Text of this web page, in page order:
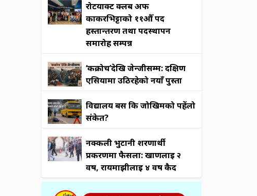
रोटर्याक्ट क्लब अफ
काकरभिट्टाको ११औँ पद
हस्तान्तरण तथा पदस्थापन
समारोह सम्पन्न
‘कक्रोच’देखि जेन्जीसम्म: दक्षिण
एसियामा उठिरहेको नयाँ पुस्ता
विद्यालय बस कि जोखिमको पहेंलो
संकेत?
नक्कली भुटानी शरणार्थी
प्रकरणमा फैसला: खाणलाई २
वर्ष, रायमाझीलाई ४ वर्ष कैद